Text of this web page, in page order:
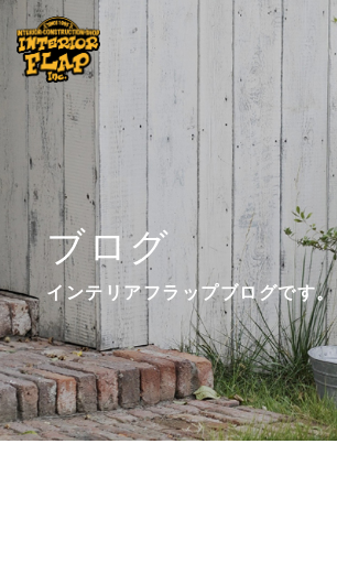
ブログ
インテリアフラップブログです。